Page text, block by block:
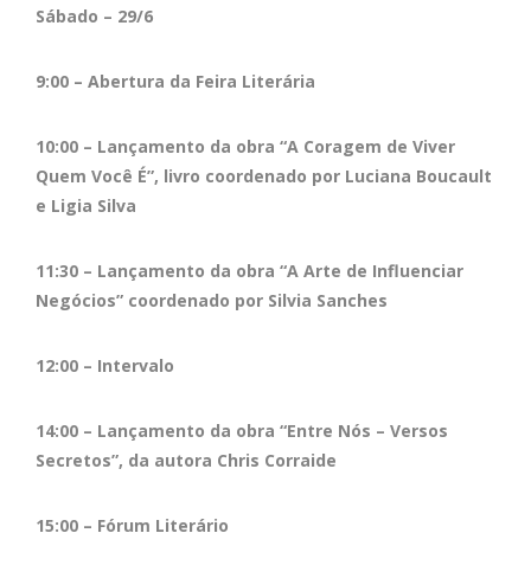
Sábado – 29/6
9:00 – Abertura da Feira Literária
10:00 – Lançamento da obra “A Coragem de Viver
Quem Você É”, livro coordenado por Luciana Boucault
e Ligia Silva
11:30 – Lançamento da obra “A Arte de Influenciar
Negócios” coordenado por Silvia Sanches
12:00 – Intervalo
14:00 – Lançamento da obra “Entre Nós – Versos
Secretos”, da autora Chris Corraide
15:00 – Fórum Literário